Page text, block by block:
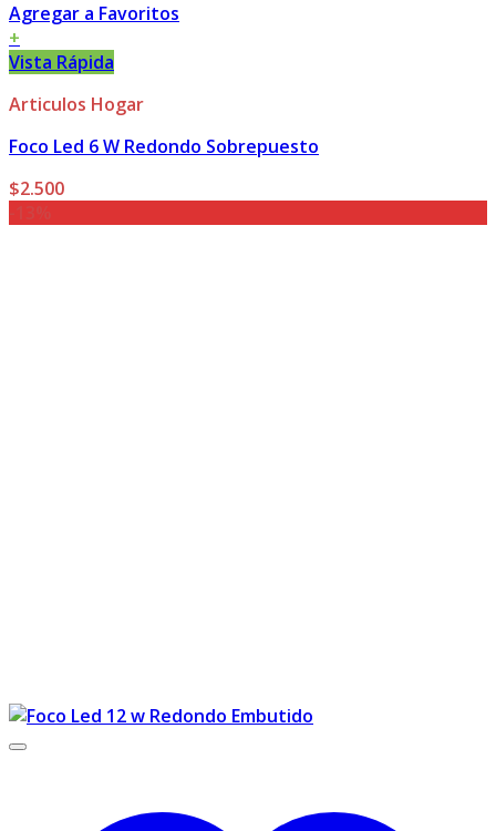
Agregar a Favoritos
+
Vista Rápida
Articulos Hogar
Foco Led 6 W Redondo Sobrepuesto
$2.500